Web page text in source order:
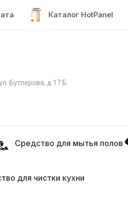
Каталог HotPanel
Бутлерова, д.17 Б
Средство для мытья полов
для чистки кухни